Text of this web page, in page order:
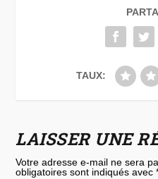
TAUX:
LAISSER UNE
Votre adresse e-mail ne sera
obligatoires sont indiqués avec